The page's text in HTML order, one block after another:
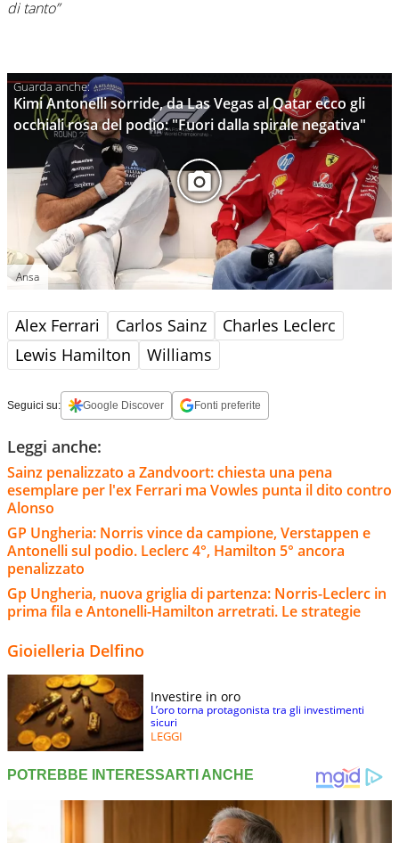
di tanto”
Kimi Antonelli sorride, da Las Vegas al Qatar ecco gli
occhiali rosa del podio: "Fuori dalla spirale negativa"
Ansa
Alex Ferrari Carlos Sainz
Charles Leclerc
Lewis Hamilton
Williams
Seguici su: Google Discover Fonti preferite
Leggi anche:
Sainz penalizzato a Zandvoort: chiesta una pena
esemplare per l'ex Ferrari ma Vowles punta il dito contro
Alonso
GP Ungheria: Norris vince da campione, Verstappen e
Antonelli sul podio. Leclerc 4°, Hamilton 5° ancora
penalizzato
Gp Ungheria, nuova griglia di partenza: Norris-Leclerc in
prima fila e Antonelli-Hamilton arretrati. Le strategie
Gioielleria Delfino
Investire in oro
L’oro torna protagonista tra gli investimenti
sicuri
LEGGI